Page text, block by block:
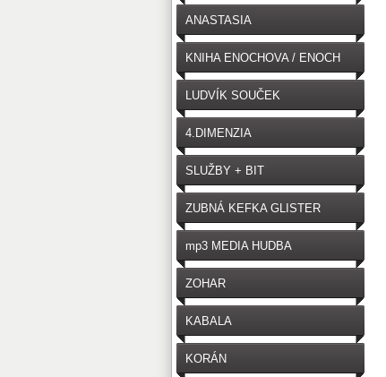
(ENGLISH)
ANASTASIA
KNIHA ENOCHOVA / ENOCH
LUDVÍK SOUČEK
4.DIMENZIA
SLUŽBY + BIT
ZUBNÁ KEFKA GLISTER
mp3 MEDIA HUDBA
ZOHAR
KABALA
KORÁN